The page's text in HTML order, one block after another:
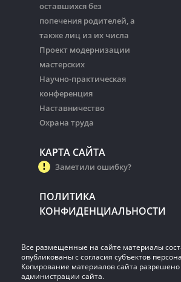
оставшихся без
попечения родителей, а
также лиц из их числа
Проект модернизации
мастерских
Научно-практическая
конференция
Наставничество
Охрана труда
КАРТА САЙТА
Заметили ошибку?
ПОЛИТИКА
КОНФИДЕНЦИАЛЬНОСТИ
Все размещенные на сайте материалы
опубликованы с согласия субъектов
Копирование материалов сайта разрешено
администрации сайта.